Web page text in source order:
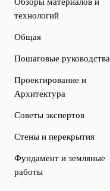
технологий
Общая
Пошаговые руководства
Проектирование и
Архитектура
Советы экспертов
Стены и перекрытия
Фундамент и земляные
работы